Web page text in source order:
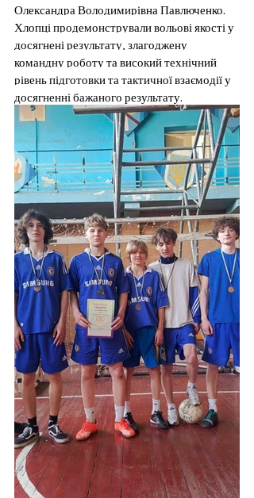
Олександра Володимирівна Павлюченко.
Хлопці продемонстрували вольові якості у
досягнені результату, злагоджену
командну роботу та високий технічний
рівень підготовки та тактичної взаємодії у
досягненні бажаного результату.